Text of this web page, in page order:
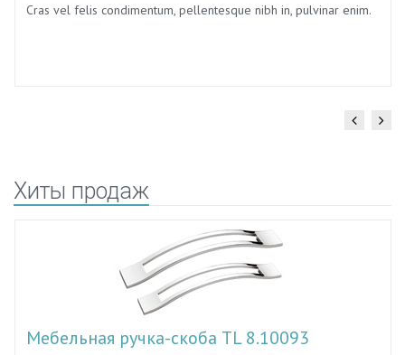
Cras vel felis condimentum, pellentesque nibh in, pulvinar enim.
Хиты продаж
Мебельная ручка-скоба TL 8.10093